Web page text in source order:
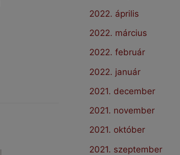
2022. április
2022. március
2022. február
2022. január
2021. december
2021. november
2021. október
2021. szeptember